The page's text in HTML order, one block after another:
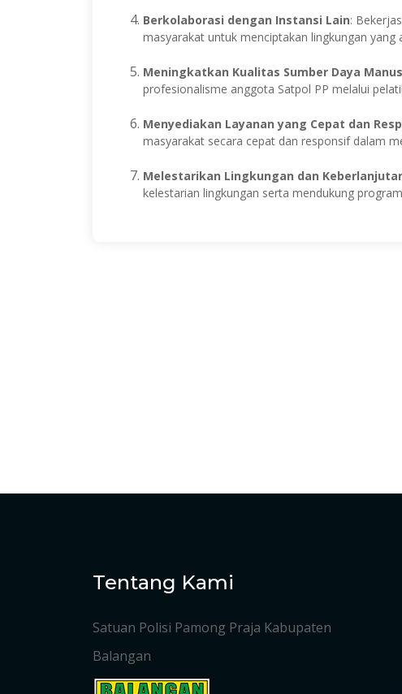
Berkolaborasi dengan Instansi Lain:
masyarakat untuk menciptakan lingkungan yang
Meningkatkan Kualitas Sumber Daya
profesionalisme anggota Satpol PP melalui
Menyediakan Layanan yang Cepat dan
masyarakat secara cepat dan responsif dalam
Melestarikan Lingkungan dan
kelestarian lingkungan serta mendukung
Tentang Kami
Satuan Polisi Pamong Praja Kabupaten
Balangan